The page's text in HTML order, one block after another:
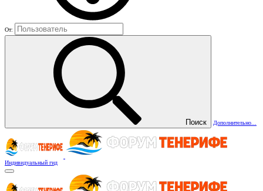
От:
Поиск Дополнительно...
Индивидуальный гид